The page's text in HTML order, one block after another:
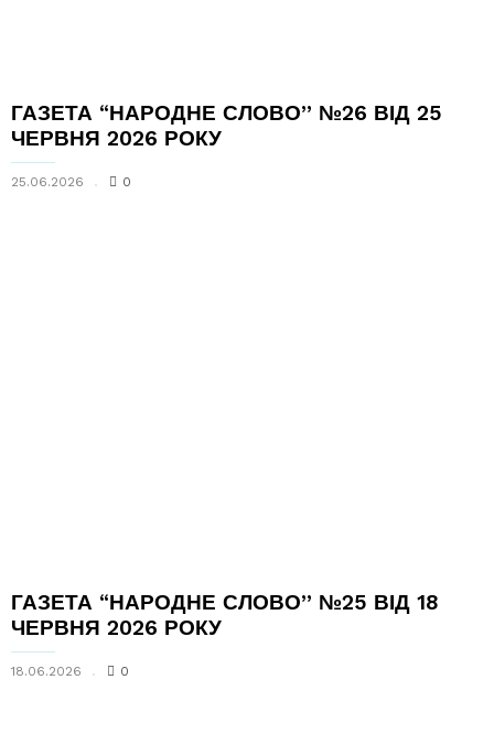
ГАЗЕТА “НАРОДНЕ СЛОВО” №26 ВІД 25
ЧЕРВНЯ 2026 РОКУ
25.06.2026 0
ГАЗЕТА “НАРОДНЕ СЛОВО” №25 ВІД 18
ЧЕРВНЯ 2026 РОКУ
18.06.2026 0